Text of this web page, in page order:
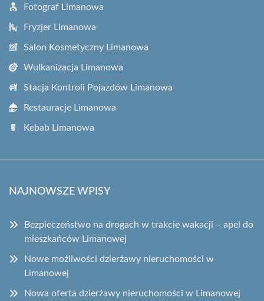
Fotograf Limanowa
Fryzjer Limanowa
Salon Kosmetyczny Limanowa
Wulkanizacja Limanowa
Stacja Kontroli Pojazdów Limanowa
Restauracje Limanowa
Kebab Limanowa
NAJNOWSZE WPISY
Bezpieczeństwo na drogach w trakcie wakacji – apel do
mieszkańców Limanowej
Nowe możliwości dzierżawy nieruchomości w
Limanowej
Nowa oferta dzierżawy nieruchomości w Limanowej